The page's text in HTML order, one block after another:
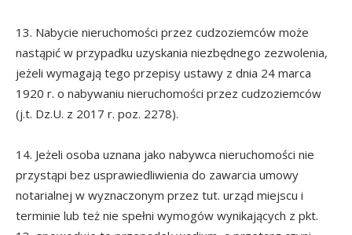
13. Nabycie nieruchomości przez cudzoziemców może
nastąpić w przypadku uzyskania niezbędnego zezwolenia,
jeżeli wymagają tego przepisy ustawy z dnia 24 marca
1920 r. o nabywaniu nieruchomości przez cudzoziemców
(j.t. Dz.U. z 2017 r. poz. 2278).
14. Jeżeli osoba uznana jako nabywca nieruchomości nie
przystąpi bez usprawiedliwienia do zawarcia umowy
notarialnej w wyznaczonym przez tut. urząd miejscu i
terminie lub też nie spełni wymogów wynikających z pkt.